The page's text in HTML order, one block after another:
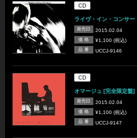
CD
ライヴ・イン・コンサ
発売日 2015.02.04
価 格 ¥1,100 (税込)
品 番 UCCJ-9146
CD
オマージュ [完全限定盤]
発売日 2015.02.04
価 格 ¥1,100 (税込)
品 番 UCCJ-9147